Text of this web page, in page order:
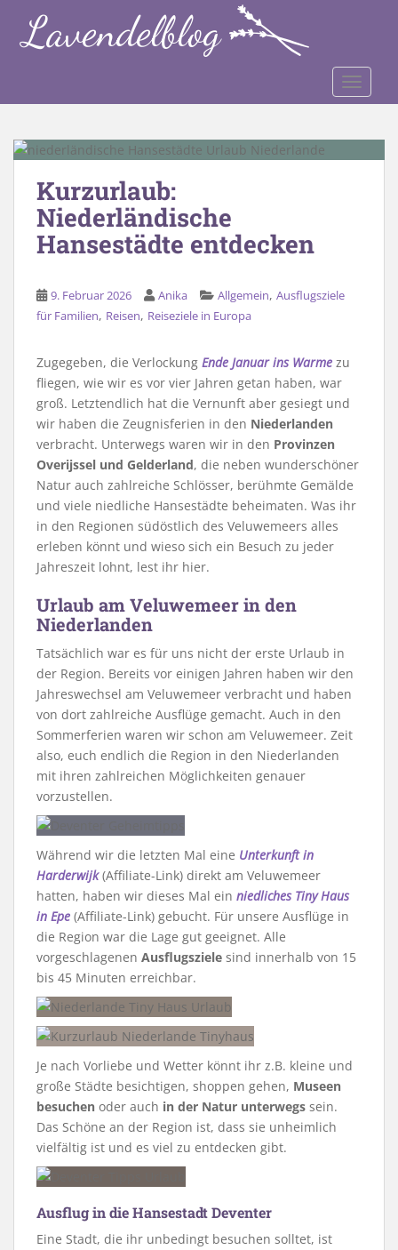
Kurzurlaub:
Niederländische
Hansestädte entdecken
9. Februar 2026 Anika Allgemein, Ausflugsziele
für Familien, Reisen, Reiseziele in Europa
Zugegeben, die Verlockung Ende Januar ins Warme zu
fliegen, wie wir es vor vier Jahren getan haben, war
groß. Letztendlich hat die Vernunft aber gesiegt und
wir haben die Zeugnisferien in den Niederlanden
verbracht. Unterwegs waren wir in den Provinzen
Overijssel und Gelderland, die neben wunderschöner
Natur auch zahlreiche Schlösser, berühmte Gemälde
und viele niedliche Hansestädte beheimaten. Was ihr
in den Regionen südöstlich des Veluwemeers alles
erleben könnt und wieso sich ein Besuch zu jeder
Jahreszeit lohnt, lest ihr hier.
Urlaub am Veluwemeer in den
Niederlanden
Tatsächlich war es für uns nicht der erste Urlaub in
der Region. Bereits vor einigen Jahren haben wir den
Jahreswechsel am Veluwemeer verbracht und haben
von dort zahlreiche Ausflüge gemacht. Auch in den
Sommerferien waren wir schon am Veluwemeer. Zeit
also, euch endlich die Region in den Niederlanden
mit ihren zahlreichen Möglichkeiten genauer
vorzustellen.
Während wir die letzten Mal eine Unterkunft in
Harderwijk(Affiliate-Link) direkt am Veluwemeer
hatten, haben wir dieses Mal ein niedliches Tiny Haus
in Epe (Affiliate-Link) gebucht. Für unsere Ausflüge in
die Region war die Lage gut geeignet. Alle
vorgeschlagenen Ausflugsziele sind innerhalb von 15
bis 45 Minuten erreichbar.
Je nach Vorliebe und Wetter könnt ihr z.B. kleine und
große Städte besichtigen, shoppen gehen, Museen
besuchen oder auch in der Natur unterwegs sein.
Das Schöne an der Region ist, dass sie unheimlich
vielfältig ist und es viel zu entdecken gibt.
Ausflug in die Hansestadt Deventer
Eine Stadt, die ihr unbedingt besuchen solltet, ist